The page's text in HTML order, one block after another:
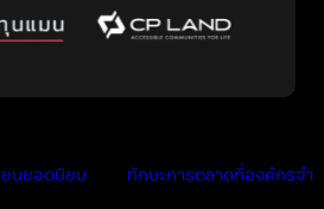
ยนยอดนิยม ทักษะการตลาดที่องค์กรจำ